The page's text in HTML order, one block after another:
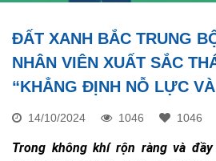
ĐẤT XANH BẮC TRUNG
NHÂN VIÊN XUẤT SẮC
“KHẲNG ĐỊNH NỖ LỰC
14/10/2024 1046 1046
Trong không khí rộn ràng và